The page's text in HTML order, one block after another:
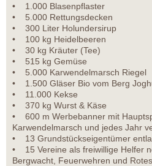
• 1.000 Blasenpflaster
• 5.000 Rettungsdecken
• 300 Liter Holundersirup
• 100 kg Heidelbeeren
• 30 kg Kräuter (Tee)
• 515 kg Gemüse
• 5.000 Karwendelmarsch Riegel
• 1.500 Gläser Bio vom Berg
• 11.000 Kekse
• 370 kg Wurst & Käse
• 600 m Werbebanner mit
Karwendelmarsch und jedes Jahr
• 13 Grundstückseigentümer
• 15 Vereine als freiwillige Helfer
Bergwacht, Feuerwehren und